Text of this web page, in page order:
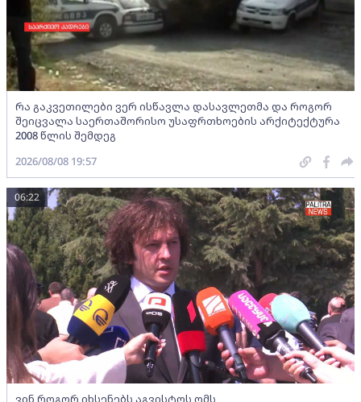
რა გაკვეთილები ვერ ისწავლა დასავლეთმა და როგორ
შეიცვალა საერთაშორისო უსაფრთხოების არქიტექტურა
2008 წლის შემდეგ
2026/08/08 19:57
ვინ როგორ იხსენებს აგვისტოს ომს
06:22